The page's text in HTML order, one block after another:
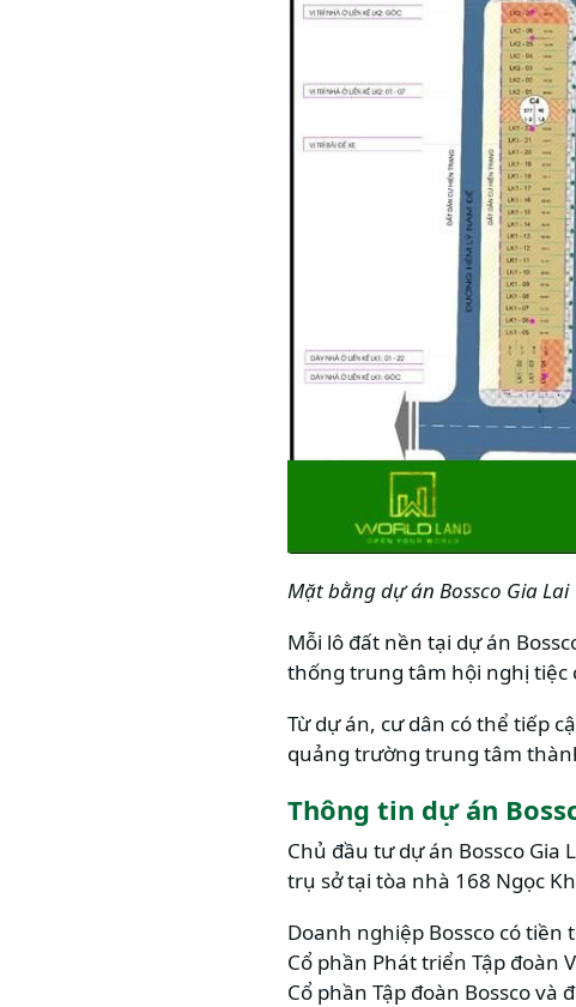
Mặt bằng dự án Bossco Gia Lai
Mỗi lô đất nền tại dự án
thống trung tâm hội nghị tiệc
Từ dự án, cư dân có thể tiếp
quảng trường trung tâm
Thông tin dự án
Chủ đầu tư dự án Bossco Gia
trụ sở tại tòa nhà 168 Ngọc
Doanh nghiệp Bossco có
Cổ phần Phát triển Tập đoàn
Cổ phần Tập đoàn Bossco và